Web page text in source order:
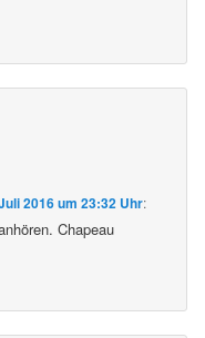
2016 um 23:32 Uhr:
Chapeau